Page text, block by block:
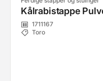
Kålrabistappe
1711167
Toro